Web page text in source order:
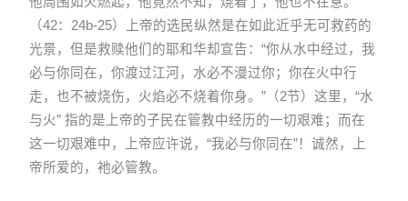
（42：24b-25）上帝的选民纵然是在如此近乎无可救药的
光景，但是救赎他们的耶和华却宣告：“你从水中经过，我
必与你同在，你渡过江河，水必不漫过你；你在火中行
走，也不被烧伤，火焰必不烧着你身。”（2节）这里，“水
与火” 指的是上帝的子民在管教中经历的一切艰难；而在
这一切艰难中，上帝应许说，“我必与你同在”！诚然，上
帝所爱的，祂必管教。